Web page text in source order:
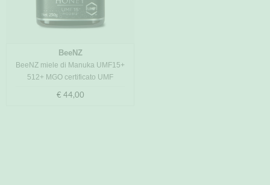
BeeNZ
BeeNZ miele di Manuka UMF15+
512+ MGO certificato UMF
Prezzo
€ 44,00